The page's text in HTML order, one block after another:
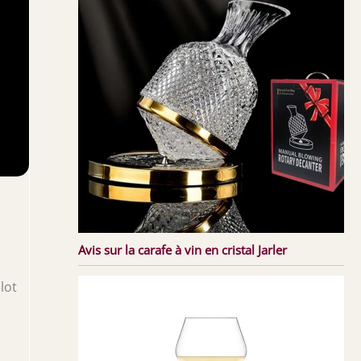
Avis sur la carafe à vin en cristal Jarler